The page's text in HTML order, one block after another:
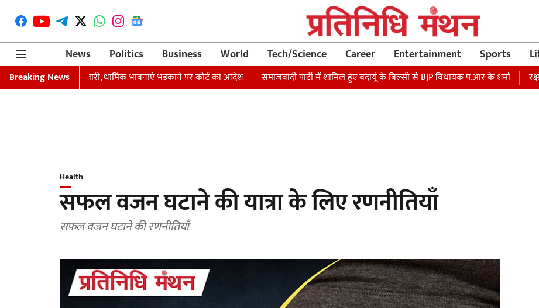
News
Politics Business World Tech/Science Career Entertainment Sports
Breaking News
का वारंट जारी, धार्मिक भावनाएं भड़काने पर कोर्ट का आदेश समाजवादी पार्टी में शामिल हुए बदायूं के बिल्सी से BJP विधायक प.आर के शर्मा रक्षा मंत्री
Health
सफल वजन घटाने की यात्रा के लिए रणनीतियाँ
सफल वजन घटाने की रणनीतियाँ